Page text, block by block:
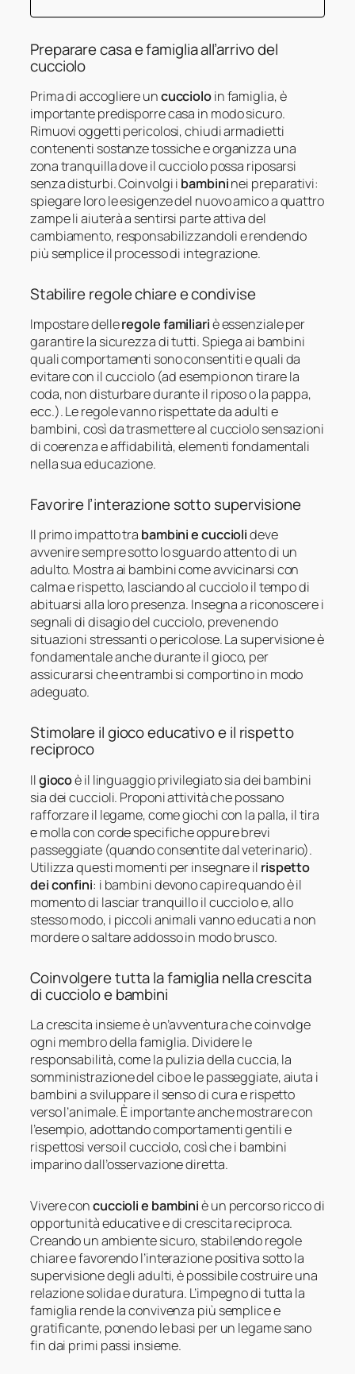
Preparare casa e famiglia all’arrivo del
cucciolo
Prima di accogliere uncuccioloin famiglia, è
importante predisporre casa in modo sicuro.
Rimuovi oggetti pericolosi, chiudi armadietti
contenenti sostanze tossiche e organizza una
zona tranquilla dove il cucciolo possa riposarsi
senza disturbi. Coinvolgi i bambininei preparativi:
spiegare loro le esigenze del nuovo amico a quattro
zampe li aiuterà a sentirsi parte attiva del
cambiamento, responsabilizzandoli e rendendo
più semplice il processo di integrazione.
Stabilire regole chiare e condivise
Impostare delleregole familiariè essenziale per
garantire la sicurezza di tutti. Spiega ai bambini
quali comportamenti sono consentiti e quali da
evitare con il cucciolo (ad esempio non tirare la
coda, non disturbare durante il riposo o la pappa,
ecc.). Le regole vanno rispettate da adulti e
bambini, così da trasmettere al cucciolo sensazioni
di coerenza e affidabilità, elementi fondamentali
nella sua educazione.
Favorire l’interazione sotto supervisione
Il primo impatto tra bambini e cucciolideve
avvenire sempre sotto lo sguardo attento di un
adulto. Mostra ai bambini come avvicinarsi con
calma e rispetto, lasciando al cucciolo il tempo di
abituarsi alla loro presenza. Insegna a riconoscere i
segnali di disagio del cucciolo, prevenendo
situazioni stressanti o pericolose. La supervisione è
fondamentale anche durante il gioco, per
assicurarsi che entrambi si comportino in modo
adeguato.
Stimolare il gioco educativo e il rispetto
reciproco
Ilgiocoè il linguaggio privilegiato sia dei bambini
sia dei cuccioli. Proponi attività che possano
rafforzare il legame, come giochi con la palla, il tira
e molla con corde specifiche oppure brevi
passeggiate (quando consentite dal veterinario).
Utilizza questi momenti per insegnare il rispetto
dei confini: i bambini devono capire quando è il
momento di lasciar tranquillo il cucciolo e, allo
stesso modo, i piccoli animali vanno educati a non
mordere o saltare addosso in modo brusco.
Coinvolgere tutta la famiglia nella crescita
di cucciolo e bambini
La crescita insieme è un’avventura che coinvolge
ogni membro della famiglia. Dividere le
responsabilità, come la pulizia della cuccia, la
somministrazione del cibo e le passeggiate, aiuta i
bambini a sviluppare il senso di cura e rispetto
verso l’animale. È importante anche mostrare con
l’esempio, adottando comportamenti gentili e
rispettosi verso il cucciolo, così che i bambini
imparino dall’osservazione diretta.
Vivere concuccioli e bambiniè un percorso ricco di
opportunità educative e di crescita reciproca.
Creando un ambiente sicuro, stabilendo regole
chiare e favorendo l’interazione positiva sotto la
supervisione degli adulti, è possibile costruire una
relazione solida e duratura. L’impegno di tutta la
famiglia rende la convivenza più semplice e
gratificante, ponendo le basi per un legame sano
fin dai primi passi insieme.